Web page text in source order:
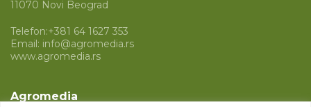
11070 Novi Beograd
Telefon:+381 64 1627 353
Email: info@agromedia.rs
www.agromedia.rs
Agromedia